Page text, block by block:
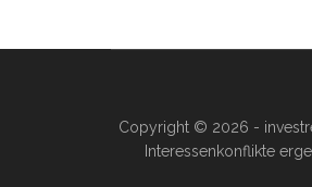
Copyright © 2026 -
Interessenkonflikte